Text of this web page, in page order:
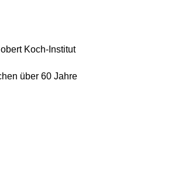
Koch-Institut
über 60 Jahre